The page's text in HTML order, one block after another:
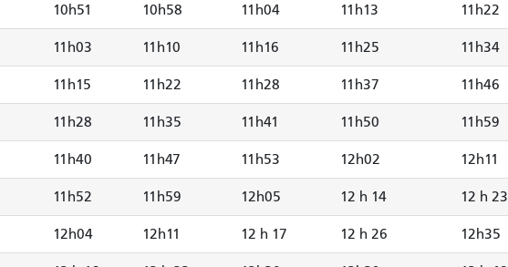
10h51 10h58 11h04 11h13 11h22
11h03 11h10 11h16 11h25 11h34
11h15 11h22 11h28 11h37 11h46
11h28 11h35 11h41 11h50 11h59
11h40 11h47 11h53 12h02 12h11
11h52 11h59 12h05 12 h 14 12 h 23
12h04 12h11 12 h 17 12 h 26 12h35